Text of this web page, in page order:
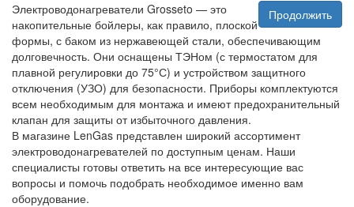
Продолжить
Электроводонагреватели Grosseto — это
накопительные бойлеры, как правило, плоской
формы, с баком из нержавеющей стали, обеспечивающим
долговечность. Они оснащены ТЭНом (с термостатом для
плавной регулировки до 75°С) и устройством защитного
отключения (УЗО) для безопасности. Приборы комплектуются
всем необходимым для монтажа и имеют предохранительный
клапан для защиты от избыточного давления.
В магазине LenGas представлен широкий ассортимент
электроводонагревателей по доступным ценам. Наши
специалисты готовы ответить на все интересующие вас
вопросы и помочь подобрать необходимое именно вам
оборудование.